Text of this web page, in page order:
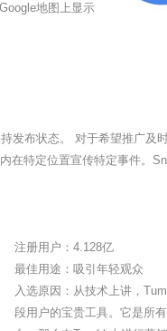
地图上显示
发布状态。 对于希望推广及
在特定位置宣传特定事件。
注册用户：4.128亿
最佳用途：吸引年轻观众
入选原因：从技术上讲，
段用户的宝贵工具。它是所